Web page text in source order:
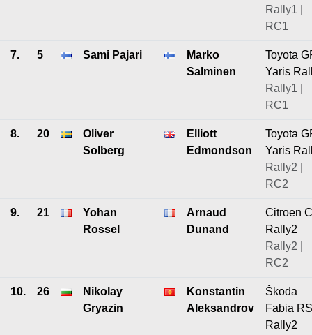
Rally1 |
RC1
7. 5 Sami Pajari
Marko
Salminen
Toyota
Yaris
Rally1 |
RC1
8. 20
Oliver
Solberg
Elliott
Edmondson
Toyota
Yaris
Rally2 |
RC2
9. 21
Yohan
Rossel
Arnaud
Dunand
Citroen
Rally2
Rally2 |
RC2
10. 26
Nikolay
Gryazin
Konstantin
Aleksandrov
Škoda
Fabia RS
Rally2